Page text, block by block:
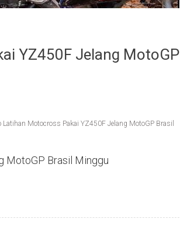
YZ450F Jelang MotoGP
Latihan Motocross Pakai YZ450F Jelang MotoGP Brasil
MotoGP Brasil Minggu